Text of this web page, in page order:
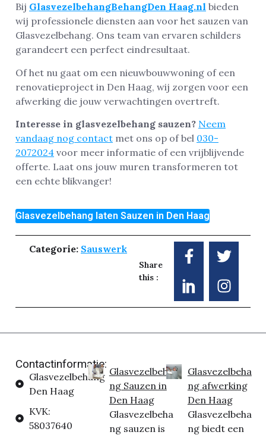
Bij GlasvezelbehangBehangDen Haag.nl bieden
wij professionele diensten aan voor het sauzen van
Glasvezelbehang. Ons team van ervaren schilders
garandeert een perfect eindresultaat.
Of het nu gaat om een nieuwbouwwoning of een
renovatieproject in Den Haag, wij zorgen voor een
afwerking die jouw verwachtingen overtreft.
Interesse in glasvezelbehang sauzen? Neem
vandaag nog contact met ons op of bel 030-
2072024 voor meer informatie of een vrijblijvende
offerte. Laat ons jouw muren transformeren tot
een echte blikvanger!
Glasvezelbehang laten Sauzen in Den Haag
Categorie: Sauswerk
Share
this :
Contactinformatie:
Glasvezelbehang
Den Haag
KVK:
58037640
Glasvezelbeha
ng Sauzen in
Den Haag
Glasvezelbeha
ng sauzen is
Glasvezelbeha
ng afwerking
Den Haag
Glasvezelbeha
ng biedt een